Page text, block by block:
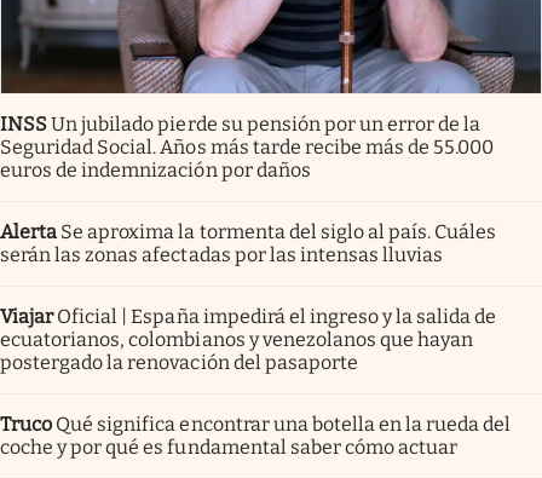
INSSUn jubilado pierde su pensión por un error de la
Seguridad Social. Años más tarde recibe más de 55.000
euros de indemnización por daños
Alerta Se aproxima la tormenta del siglo al país. Cuáles
serán las zonas afectadas por las intensas lluvias
Viajar Oficial | España impedirá el ingreso y la salida de
ecuatorianos, colombianos y venezolanos que hayan
postergado la renovación del pasaporte
Truco Qué significa encontrar una botella en la rueda del
coche y por qué es fundamental saber cómo actuar